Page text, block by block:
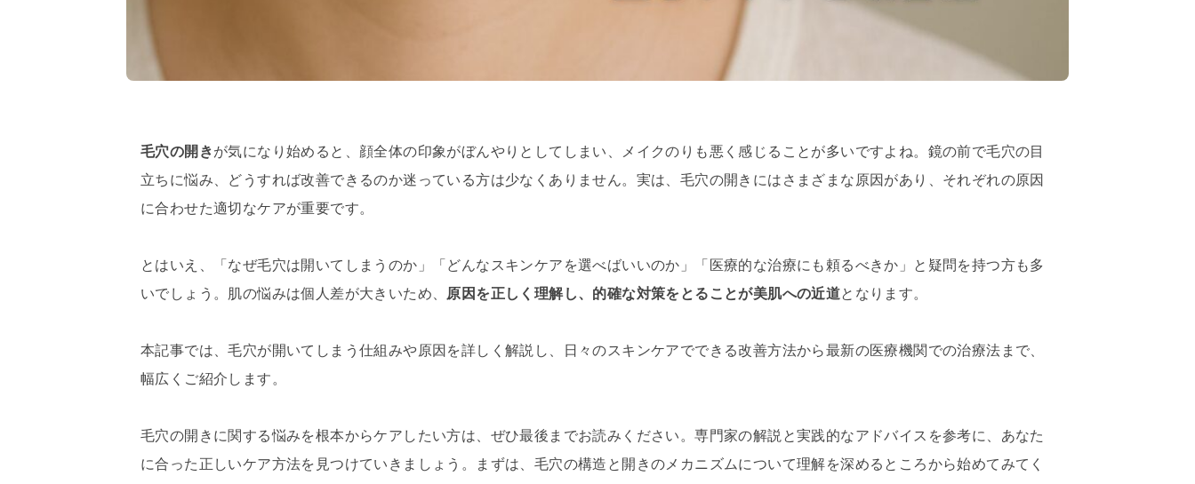
毛穴の開きが気になり始めると、顔全体の印象がぼんやりとしてしまい、メイクのりも悪く感じることが多いですよね。鏡の前で毛穴の目
立ちに悩み、どうすれば改善できるのか迷っている方は少なくありません。実は、毛穴の開きにはさまざまな原因があり、それぞれの原因
に合わせた適切なケアが重要です。
とはいえ、「なぜ毛穴は開いてしまうのか」「どんなスキンケアを選べばいいのか」「医療的な治療にも頼るべきか」と疑問を持つ方も多
いでしょう。肌の悩みは個人差が大きいため、 原因を正しく理解し、的確な対策をとることが美肌への近道となります。
本記事では、毛穴が開いてしまう仕組みや原因を詳しく解説し、日々のスキンケアでできる改善方法から最新の医療機関での治療法まで、
幅広くご紹介します。
毛穴の開きに関する悩みを根本からケアしたい方は、ぜひ最後までお読みください。専門家の解説と実践的なアドバイスを参考に、あなた
に合った正しいケア方法を見つけていきましょう。まずは、毛穴の構造と開きのメカニズムについて理解を深めるところから始めてみてく